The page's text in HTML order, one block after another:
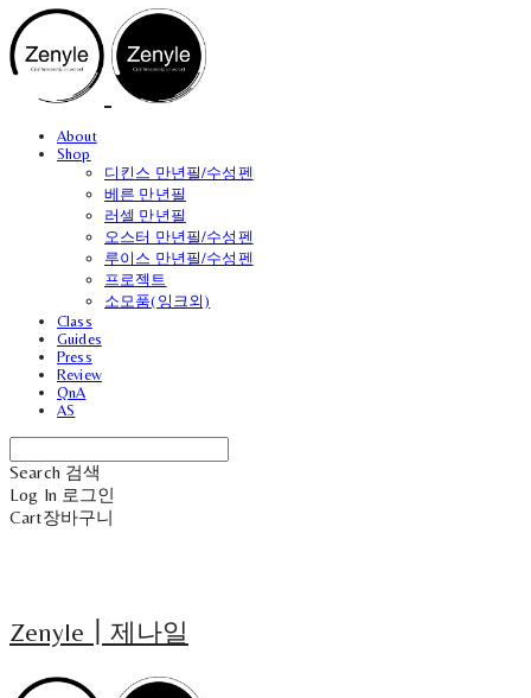
About
Shop
디킨스 만년필/수성펜
베른 만년필
러셀 만년필
오스터 만년필/수성펜
루이스 만년필/수성펜
프로젝트
소모품(잉크외)
Class
Guides
Press
Review
QnA
AS
Search 검색
Log In 로그인
Cart장바구니
Zenyle┃제나일